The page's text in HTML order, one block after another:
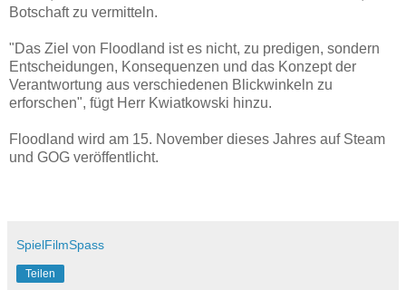
Botschaft zu vermitteln.
"Das Ziel von Floodland ist es nicht, zu predigen, sondern
Entscheidungen, Konsequenzen und das Konzept der
Verantwortung aus verschiedenen Blickwinkeln zu
erforschen", fügt Herr Kwiatkowski hinzu.
Floodland wird am 15. November dieses Jahres auf Steam
und GOG veröffentlicht.
SpielFilmSpass
Teilen